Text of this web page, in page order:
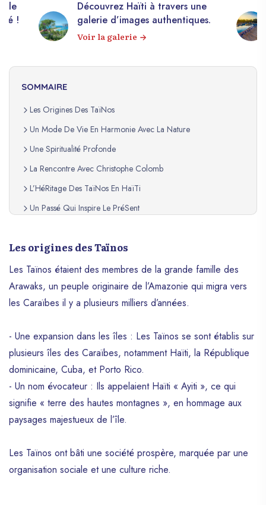
!
Découvrez Haïti à travers une
galerie d’images authentiques.
Voir la galerie
SOMMAIRE
Les Origines Des TaïNos
Un Mode De Vie En Harmonie Avec La Nature
Une Spiritualité Profonde
La Rencontre Avec Christophe Colomb
L’HéRitage Des TaïNos En HaïTi
Un Passé Qui Inspire Le PréSent
Les origines des Taïnos
Les Taïnos étaient des membres de la grande famille des
Arawaks, un peuple originaire de l’Amazonie qui migra vers
les Caraïbes il y a plusieurs milliers d’années.
- Une expansion dans les îles : Les Taïnos se sont établis sur
plusieurs îles des Caraïbes, notamment Haïti, la République
dominicaine, Cuba, et Porto Rico.
- Un nom évocateur : Ils appelaient Haïti « Ayiti », ce qui
signifie « terre des hautes montagnes », en hommage aux
paysages majestueux de l’île.
Les Taïnos ont bâti une société prospère, marquée par une
organisation sociale et une culture riche.